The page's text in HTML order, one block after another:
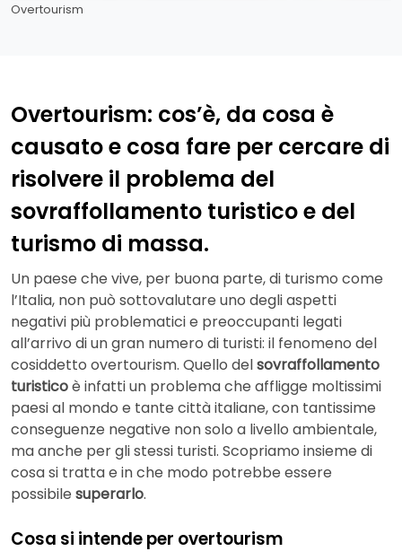
Overtourism
Overtourism: cos’è, da cosa è
causato e cosa fare per cercare di
risolvere il problema del
sovraffollamento turistico e del
turismo di massa.
Un paese che vive, per buona parte, di turismo come
l’Italia, non può sottovalutare uno degli aspetti
negativi più problematici e preoccupanti legati
all’arrivo di un gran numero di turisti: il fenomeno del
cosiddetto overtourism. Quello delsovraffollamento
turisticoè infatti un problema che affligge moltissimi
paesi al mondo e tante città italiane, con tantissime
conseguenze negative non solo a livello ambientale,
ma anche per gli stessi turisti. Scopriamo insieme di
cosa si tratta e in che modo potrebbe essere
possibile superarlo.
Cosa si intende per overtourism